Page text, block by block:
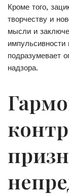
Кроме того,
творчеству и
мысли и
подразумевает
надзора.